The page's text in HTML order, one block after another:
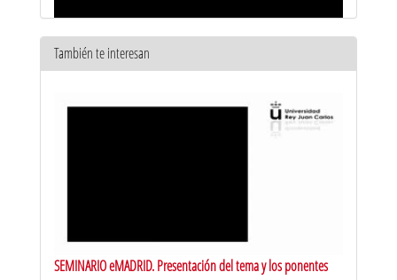
También te interesan
SEMINARIO eMADRID. Presentación del tema y los ponentes